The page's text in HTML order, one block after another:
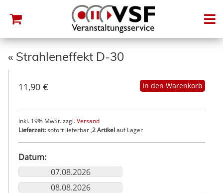
« Strahleneffekt D-30
11,90 €
inkl. 19% MwSt. zzgl.Versand
Lieferzeit:sofort lieferbar ,2 Artikelauf Lager
Datum: